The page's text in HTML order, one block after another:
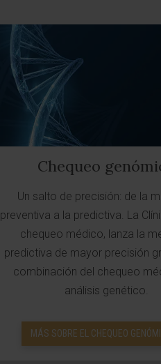
Chequeo
Un salto de precisión: de la
preventiva a la predictiva. La
chequeo médico, lanza la
predictiva de mayor precisión
combinación del chequeo
análisis genético.
MÁS SOBRE EL CHEQUEO